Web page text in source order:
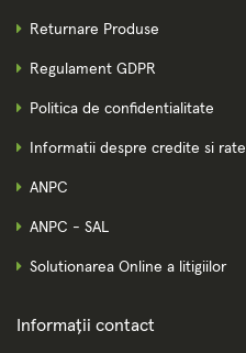
Returnare Produse
Regulament GDPR
Politica de confidentialitate
Informatii despre credite si rate
ANPC
ANPC - SAL
Solutionarea Online a litigiilor
Informații contact